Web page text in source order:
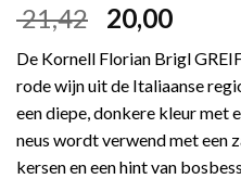
21,42
prijs
was:
€ 21,42.
20,00
is:
€
De Kornell Florian Brigl
rode wijn uit de Italiaanse
een diepe, donkere kleur met
neus wordt verwend met een
kersen en een hint van